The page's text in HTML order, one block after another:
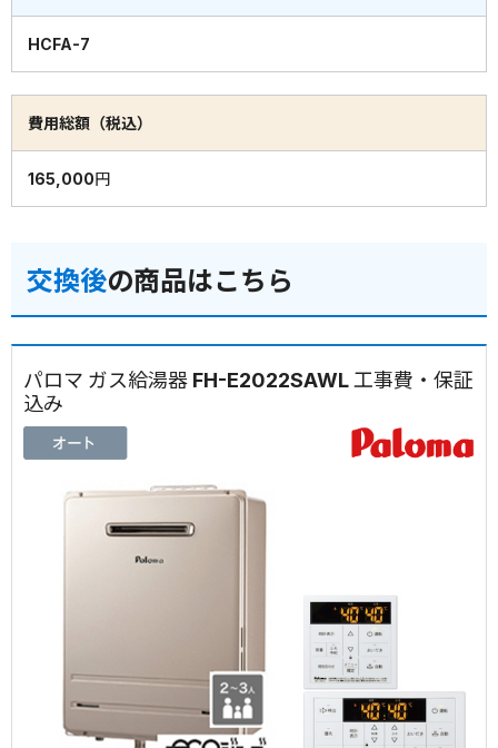
HCFA-7
費用総額（税込）
165,000円
交換後の商品はこちら
パロマ ガス給湯器 FH-E2022SAWL 工事費・保証
込み